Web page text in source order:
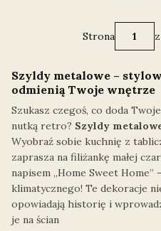
Strona
Szyldy metalowe –
odmienią Twoje wnętrze
Szukasz czegoś, co doda
nutką retro? Szyldy
Wyobraź sobie kuchnię z
zaprasza na filiżankę małej
napisem „Home Sweet Home”
klimatycznego! Te dekoracje
opowiadają historię i
je na ścian